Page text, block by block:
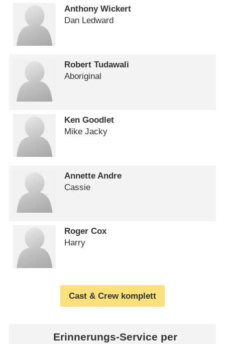
Anthony Wickert
Dan Ledward
Robert Tudawali
Aboriginal
Ken Goodlet
Mike Jacky
Annette Andre
Cassie
Roger Cox
Harry
Cast & Crew komplett
Erinnerungs-Service per